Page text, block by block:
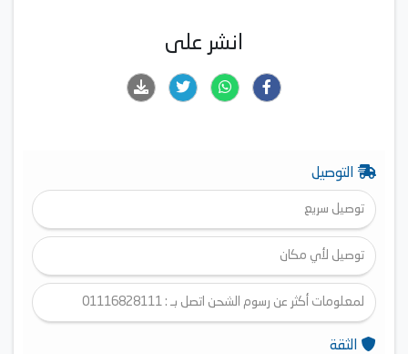
انشر على
التوصيل
توصيل سريع
توصيل لأي مكان
لمعلومات أكثر عن رسوم الشحن اتصل بـ : 01116828111
الثقة